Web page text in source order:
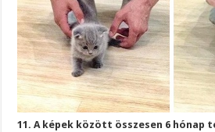
11. A képek között összesen 6 hónap